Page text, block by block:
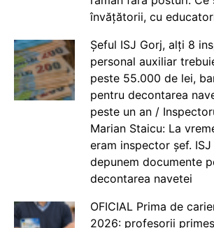
învățătorii, cu
Șeful ISJ Gorj, alți 8
personal auxiliar
peste 55.000 de lei,
pentru decontarea
peste un an /
Marian Staicu: La
eram inspector șef.
depunem documente
decontarea navetei
OFICIAL Prima de
2026: profesorii